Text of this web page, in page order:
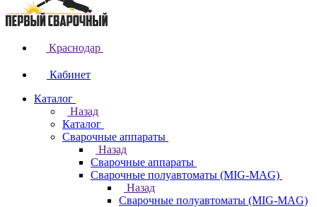
Краснодар
Кабинет
Каталог
Назад
Каталог
Сварочные аппараты
Назад
Сварочные аппараты
Сварочные полуавтоматы (MIG-MAG)
Назад
Сварочные полуавтоматы (MIG-MAG)